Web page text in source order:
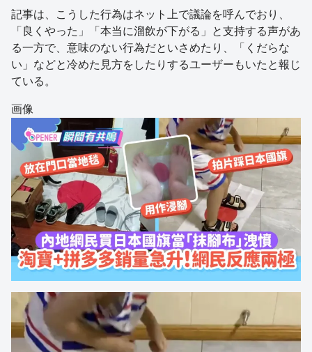
記事は、こうした行為はネット上で議論を呼んでおり、
「良くやった」「本当に溜飲が下がる」と支持する声があ
る一方で、意味のない行為だといさめたり、「くだらな
い」などと冷めた見方をしたりするユーザーもいたと報じ
ている。
画像